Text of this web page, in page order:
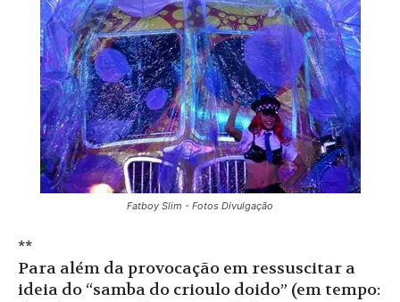
Fatboy Slim - Fotos Divulgação
**
Para além da provocação em ressuscitar a
ideia do “samba do crioulo doido” (em tempo: